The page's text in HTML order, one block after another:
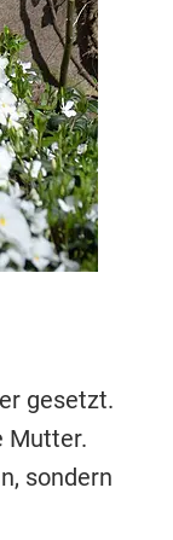
gesetzt.
Mutter.
sondern